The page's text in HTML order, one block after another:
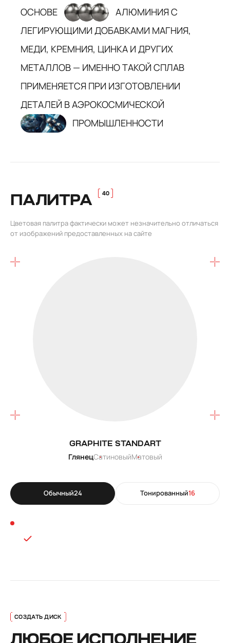
ОСНОВЕ
АЛЮМИНИЯ С
ЛЕГИРУЮЩИМИ ДОБАВКАМИ МАГНИЯ,
МЕДИ, КРЕМНИЯ, ЦИНКА И ДРУГИХ
МЕТАЛЛОВ — ИМЕННО ТАКОЙ СПЛАВ
ПРИМЕНЯЕТСЯ ПРИ ИЗГОТОВЛЕНИИ
ДЕТАЛЕЙ В АЭРОКОСМИЧЕСКОЙ
ПРОМЫШЛЕННОСТИ
ПАЛИТРА
Цветовая палитра фактически может незначительно отличаться
от изображений предоставленных на сайте
Обычный24 Тонированный16
GRAPHITE STANDART
ГлянецСатиновыйМатовый
ЛЮБОЕ ИСПОЛНЕНИЕ